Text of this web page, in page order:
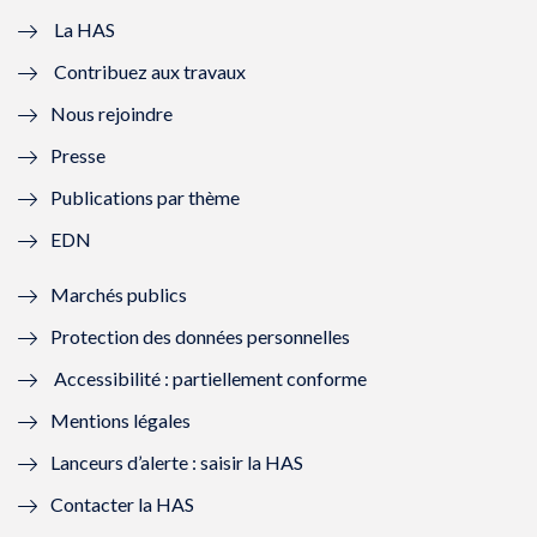
l
l
f
n
ê
t
r
e
)
e
e
n
ê
r
ê
t
e
ê
La HAS
Contribuez aux travaux
Nous rejoindre
Presse
Publications par thème
EDN
Marchés publics
Protection des données personnelles
Accessibilité : partiellement conforme
Mentions légales
Lanceurs d’alerte : saisir la HAS
Contacter la HAS